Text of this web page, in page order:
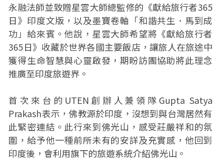
永融法師並致贈星雲大師總監修的《獻給旅行者365
日》印度文版，以及墨寶卷軸「和諧共生．馬到成
功」給來賓。他說，星雲大師希望將《獻給旅行者
365日》收藏於世界各國主要飯店，讓旅人在旅途中
獲得生命智慧與心靈啟發，期盼訪團協助將此理念
推廣至印度旅遊界。
首次來台的UTEN創辦人兼領隊Gupta Satya
Prakash表示，佛教源於印度，沒想到與台灣居然有
此緊密連結。此行來到佛光山，感受莊嚴祥和的氛
圍，給予他一種前所未有的安詳及充實感，他回到
印度後，會利用旗下的旅遊系統介紹佛光山。